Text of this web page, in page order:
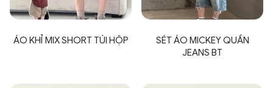
ÁO KHỈ MIX SHORT TÚI HỘP
SÉT ÁO MICKEY QUẦN
JEANS BT